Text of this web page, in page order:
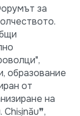
за
образование
от
на